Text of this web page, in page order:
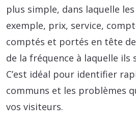
plus simple, dans laquelle
exemple, prix, service,
comptés et portés en tête
de la fréquence à laquelle ils
C’est idéal pour identifier
communs et les problèmes
vos visiteurs.